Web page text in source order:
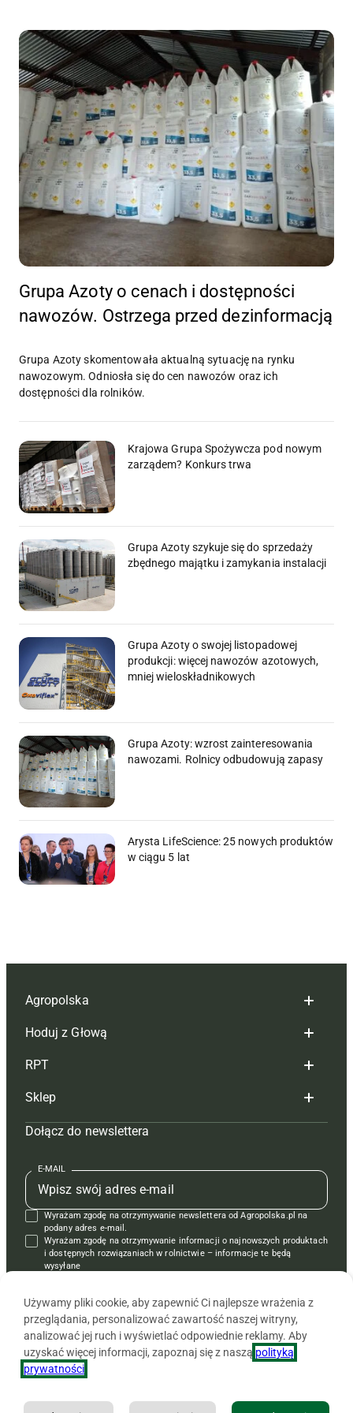
Grupa Azoty o cenach i dostępności
nawozów. Ostrzega przed dezinformacją
Grupa Azoty skomentowała aktualną sytuację na rynku
nawozowym. Odniosła się do cen nawozów oraz ich
dostępności dla rolników.
Krajowa Grupa Spożywcza pod nowym
zarządem? Konkurs trwa
Grupa Azoty szykuje się do sprzedaży
zbędnego majątku i zamykania instalacji
Grupa Azoty o swojej listopadowej
produkcji: więcej nawozów azotowych,
mniej wieloskładnikowych
Grupa Azoty: wzrost zainteresowania
nawozami. Rolnicy odbudowują zapasy
Arysta LifeScience: 25 nowych produktów
w ciągu 5 lat
Agropolska
Redakcja
Reklama
Tagi
Mapa serwisu
Kontakt
Regulamin
Polityka prywatności
Hoduj z Głową
Hoduj z głową bydło
Hoduj z głową świnie
Prenumerata
Redakcja
Kontakt
Reklama
RPT
Redakcja
Prenumerata
Reklama
Kontakt
Krzyżówki
Sklep
Czasopisma i prenumerata
Książki
Regulamin
Dołącz do newslettera
E-MAIL
Wyrażam zgodę na otrzymywanie newslettera od Agropolska.pl na
podany adres e-mail.
Wyrażam zgodę na otrzymywanie informacji o najnowszych produktach
i dostępnych rozwiązaniach w rolnictwie – informacje te będą
wysyłane
Używamy pliki cookie, aby zapewnić Ci najlepsze wrażenia z
przeglądania, personalizować zawartość naszej witryny,
analizować jej ruch i wyświetlać odpowiednie reklamy. Aby
uzyskać więcej informacji, zapoznaj się z naszą polityką
prywatności